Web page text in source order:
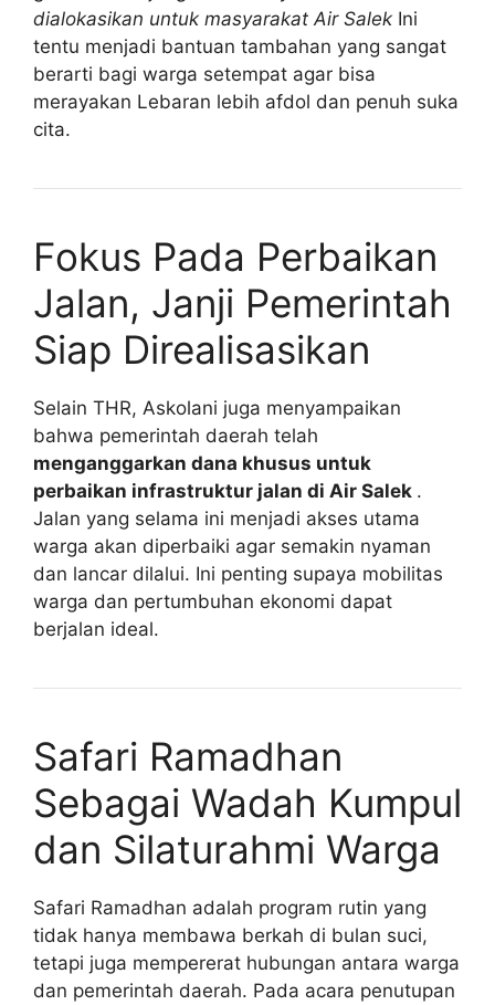
dialokasikan untuk masyarakat Air Salek Ini
tentu menjadi bantuan tambahan yang sangat
berarti bagi warga setempat agar bisa
merayakan Lebaran lebih afdol dan penuh suka
cita.
Fokus Pada Perbaikan
Jalan, Janji Pemerintah
Siap Direalisasikan
Selain THR, Askolani juga menyampaikan
bahwa pemerintah daerah telah
menganggarkan dana khusus untuk
perbaikan infrastruktur jalan di Air Salek .
Jalan yang selama ini menjadi akses utama
warga akan diperbaiki agar semakin nyaman
dan lancar dilalui. Ini penting supaya mobilitas
warga dan pertumbuhan ekonomi dapat
berjalan ideal.
Safari Ramadhan
Sebagai Wadah Kumpul
dan Silaturahmi Warga
Safari Ramadhan adalah program rutin yang
tidak hanya membawa berkah di bulan suci,
tetapi juga mempererat hubungan antara warga
dan pemerintah daerah. Pada acara penutupan